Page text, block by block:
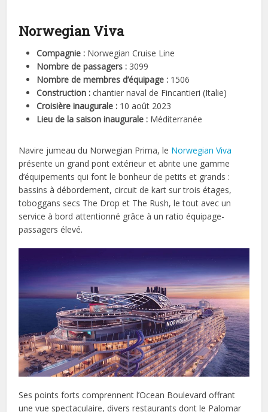
Norwegian Viva
Compagnie : Norwegian Cruise Line
Nombre de passagers : 3099
Nombre de membres d’équipage : 1506
Construction : chantier naval de Fincantieri (Italie)
Croisière inaugurale : 10 août 2023
Lieu de la saison inaugurale : Méditerranée
Navire jumeau du Norwegian Prima, le Norwegian Viva
présente un grand pont extérieur et abrite une gamme
d’équipements qui font le bonheur de petits et grands :
bassins à débordement, circuit de kart sur trois étages,
toboggans secs The Drop et The Rush, le tout avec un
service à bord attentionné grâce à un ratio équipage-
passagers élevé.
Ses points forts comprennent l’Ocean Boulevard offrant
une vue spectaculaire, divers restaurants dont le Palomar